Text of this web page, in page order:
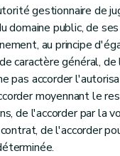
gestionnaire de
domaine public, de
au principe
caractère général,
pas accorder
moyennant le
de l'accorder par la
de l'accorder